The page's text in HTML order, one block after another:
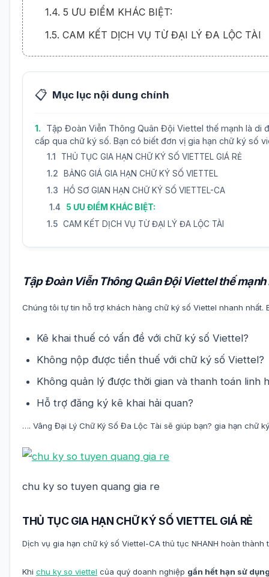
1.4. 5 ƯU ĐIỂM KHÁC BIỆT:
1.5. CAM KẾT DỊCH VỤ TỪ ĐẠI LÝ ĐA LỘC TÀI
📋 Mục lục nội dung chính
Tập Đoàn Viễn Thông Quân Đội Viettel thế mạnh là di
cấp qua chữ ký số. Bạn có biết đơn vị gia hạn chữ ký số
THỦ TỤC GIA HẠN CHỮ KÝ SỐ VIETTEL GIÁ RẺ
BẢNG GIÁ GIA HẠN CHỮ KÝ SỐ VIETTEL
HỒ SƠ GIAN HẠN CHỮ KÝ SỐ VIETTEL-CA
5 ƯU ĐIỂM KHÁC BIỆT:
CAM KẾT DỊCH VỤ TỪ ĐẠI LÝ ĐA LỘC TÀI
Tập Đoàn Viễn Thông Quân Đội Viettel thế
Chúng tôi tự tin hỗ trợ khách hàng chữ ký số Viettel nhanh
Kê khai thuế có vấn đề với chữ ký số Viettel?
Không nộp được tiền thuế với chữ ký số Viettel?
Không quản lý được thời gian và thanh toán linh
Hỗ trợ đăng ký kê khai hải quan?
…. Vâng Đại Lý Chữ Ký Số Đa Lộc Tài sẽ giúp bạn? gia hạn chữ
chu ky so tuyen quang gia re
THỦ TỤC GIA HẠN CHỮ KÝ SỐ VIETTEL GIÁ RẺ
Dịch vụ gia hạn chữ ký số Viettel-CA thủ tục NHANH hoàn
Khi chu ky so viettel của quý doanh nghiệp gần hết hạn sử